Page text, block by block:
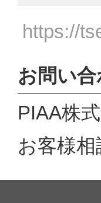
https://
お問い
PIAA株
お客様